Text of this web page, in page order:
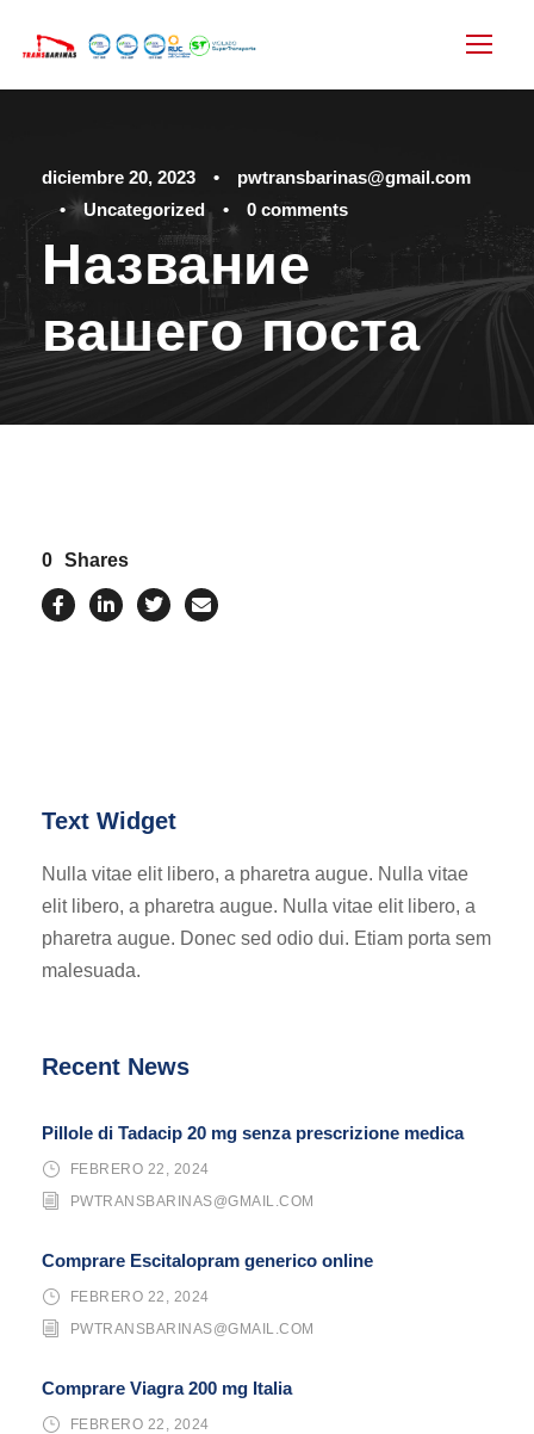
diciembre 20, 2023 •
pwtransbarinas@gmail.com
•
Uncategorized • 0 comments
Название
вашего поста
0 Shares
Text Widget
Nulla vitae elit libero, a pharetra augue. Nulla vitae
elit libero, a pharetra augue. Nulla vitae elit libero, a
pharetra augue. Donec sed odio dui. Etiam porta sem
malesuada.
Recent News
Pillole di Tadacip 20 mg senza prescrizione medica
FEBRERO 22, 2024
PWTRANSBARINAS@GMAIL.COM
Comprare Escitalopram generico online
FEBRERO 22, 2024
PWTRANSBARINAS@GMAIL.COM
Comprare Viagra 200 mg Italia
FEBRERO 22, 2024